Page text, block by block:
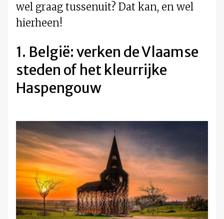
wel graag tussenuit? Dat kan, en wel
hierheen!
1. België: verken de Vlaamse
steden of het kleurrijke
Haspengouw